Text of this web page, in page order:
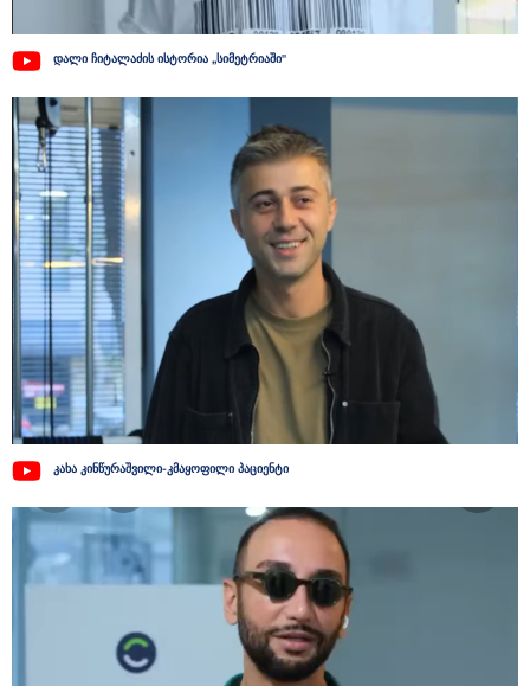
დალი ჩიტალაძის ისტორია ,,სიმეტრიაში"
კახა კინწურაშვილი-კმაყოფილი პაციენტი